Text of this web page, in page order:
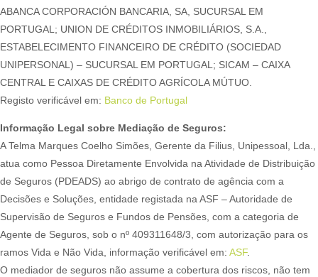
ABANCA CORPORACIÓN BANCARIA, SA, SUCURSAL EM
PORTUGAL; UNION DE CRÉDITOS INMOBILIÁRIOS, S.A.,
ESTABELECIMENTO FINANCEIRO DE CRÉDITO (SOCIEDAD
UNIPERSONAL) – SUCURSAL EM PORTUGAL; SICAM – CAIXA
CENTRAL E CAIXAS DE CRÉDITO AGRÍCOLA MÚTUO.
Registo verificável em: Banco de Portugal
Informação Legal sobre Mediação de Seguros:
A Telma Marques Coelho Simões, Gerente da Filius, Unipessoal, Lda.,
atua como Pessoa Diretamente Envolvida na Atividade de Distribuição
de Seguros (PDEADS) ao abrigo de contrato de agência com a
Decisões e Soluções, entidade registada na ASF – Autoridade de
Supervisão de Seguros e Fundos de Pensões, com a categoria de
Agente de Seguros, sob o nº 409311648/3, com autorização para os
ramos Vida e Não Vida, informação verificável em: ASF.
O mediador de seguros não assume a cobertura dos riscos, não tem